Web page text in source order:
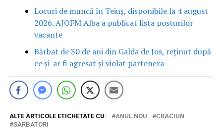
Locuri de muncă în Teiuș, disponibile la 4 august
2026. AJOFM Alba a publicat lista posturilor
vacante
Bărbat de 30 de ani din Galda de Jos, reținut după
ce și-ar fi agresat și violat partenera
ALTE ARTICOLE ETICHETATE CU: ANUL NOU
CRACIUN
SARBATORI